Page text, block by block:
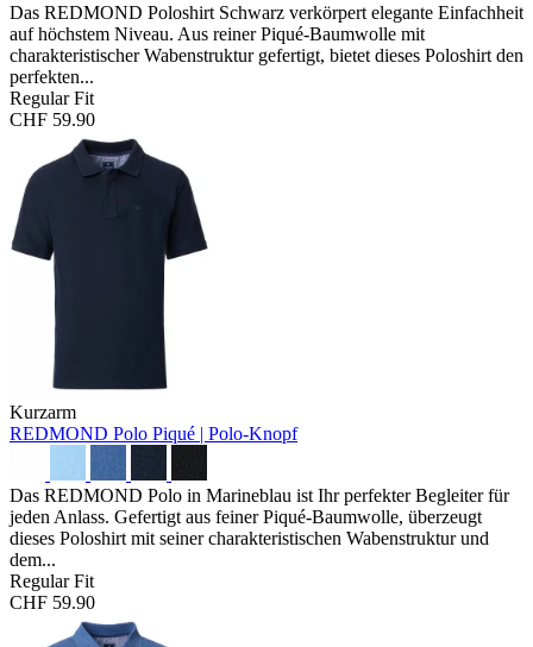
Das REDMOND Poloshirt Schwarz verkörpert elegante Einfachheit
auf höchstem Niveau. Aus reiner Piqué-Baumwolle mit
charakteristischer Wabenstruktur gefertigt, bietet dieses Poloshirt den
perfekten...
Regular Fit
CHF 59.90
Kurzarm
REDMOND Polo Piqué | Polo-Knopf
Das REDMOND Polo in Marineblau ist Ihr perfekter Begleiter für
jeden Anlass. Gefertigt aus feiner Piqué-Baumwolle, überzeugt
dieses Poloshirt mit seiner charakteristischen Wabenstruktur und
dem...
Regular Fit
CHF 59.90